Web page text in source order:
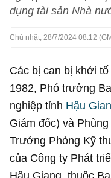
dụng tài sản Nhà
Chủ nhật, 28/7/2024 08:12
Các bị can bị khởi
1982, Phó trưởng
nghiệp tỉnh Hậu
Giám đốc) và
Trưởng Phòng Kỹ
của Công ty Phát
Hậu Giang, thuộc